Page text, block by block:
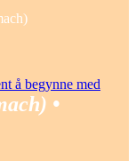
å begynne med
•